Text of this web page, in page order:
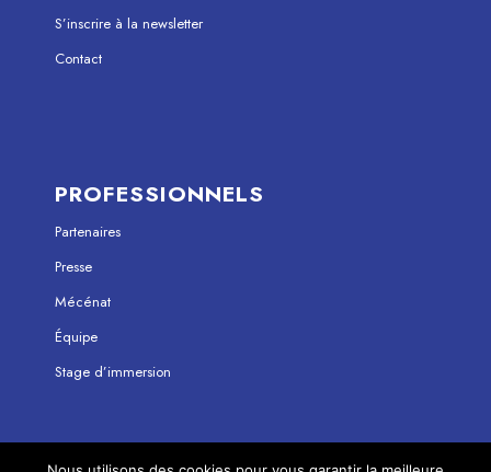
S’inscrire à la newsletter
Contact
PROFESSIONNELS
Partenaires
Presse
Mécénat
Équipe
Stage d’immersion